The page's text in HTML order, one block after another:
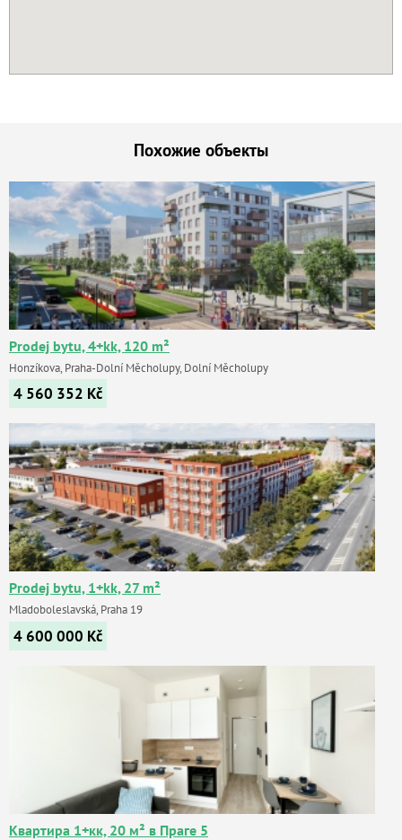
Похожие объекты
Prodej bytu, 4+kk, 120 m²
Honzíkova, Praha-Dolní Měcholupy, Dolní Měcholupy
4 560 352 Kč
Prodej bytu, 1+kk, 27 m²
Mladoboleslavská, Praha 19
4 600 000 Kč
Квартира 1+кк, 20 м² в Праге 5